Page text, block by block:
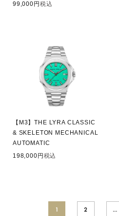
99,000
税込
【M3】THE LYRA CLASSIC
& SKELETON MECHANICAL
AUTOMATIC
198,000
税込
1 2 …